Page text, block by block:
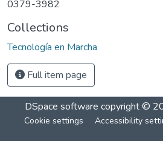
0379-3982
Collections
Tecnología en Marcha
Full item page
DSpace software copyright ©
Cookie settings Accessibility